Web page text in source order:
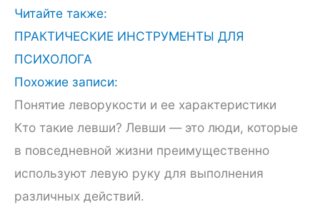
Читайте также:
ПРАКТИЧЕСКИЕ ИНСТРУМЕНТЫ ДЛЯ
ПСИХОЛОГА
Похожие записи:
Понятие леворукости и ее характеристики
Кто такие левши? Левши — это люди, которые
в повседневной жизни преимущественно
используют левую руку для выполнения
различных действий.